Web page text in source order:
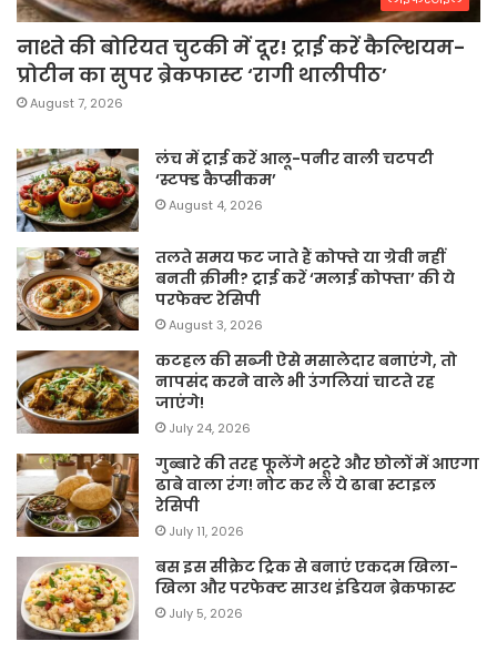
नाश्ते की बोरियत चुटकी में दूर! ट्राई करें कैल्शियम-
प्रोटीन का सुपर ब्रेकफास्ट ‘रागी थालीपीठ’
August 7, 2026
लंच में ट्राई करें आलू-पनीर वाली चटपटी
‘स्टफ्ड कैप्सीकम’
August 4, 2026
तलते समय फट जाते हैं कोफ्ते या ग्रेवी नहीं
बनती क्रीमी? ट्राई करें ‘मलाई कोफ्ता’ की ये
परफेक्ट रेसिपी
August 3, 2026
कटहल की सब्जी ऐसे मसालेदार बनाएंगे, तो
नापसंद करने वाले भी उंगलियां चाटते रह
जाएंगे!
July 24, 2026
गुब्बारे की तरह फूलेंगे भटूरे और छोलों में आएगा
ढाबे वाला रंग! नोट कर लें ये ढाबा स्टाइल
रेसिपी
July 11, 2026
बस इस सीक्रेट ट्रिक से बनाएं एकदम खिला-
खिला और परफेक्ट साउथ इंडियन ब्रेकफास्ट
July 5, 2026